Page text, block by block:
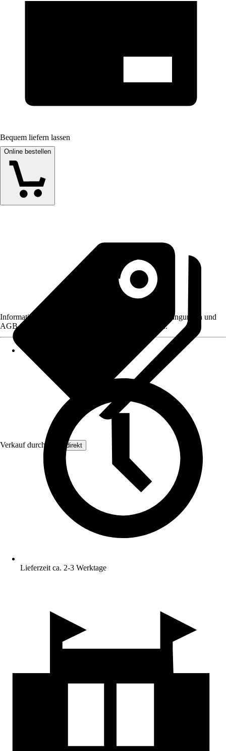
Bequem liefern lassen
Online bestellen
Verkauf durch: Floordirekt
Informationen des Verkäufers, wie z. B. Rückgabebedingungen und
AGB, finden Sie bei Klick auf den Verkäufernamen.
Lieferzeit ca. 2-3 Werktage